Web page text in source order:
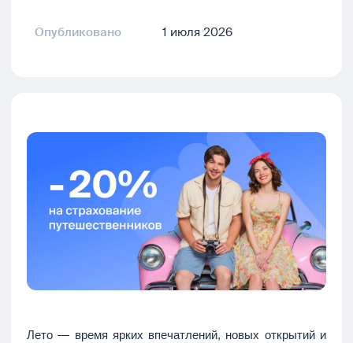
Опубликовано 1 июля 2026
Лето — время ярких впечатлений, новых открытий и